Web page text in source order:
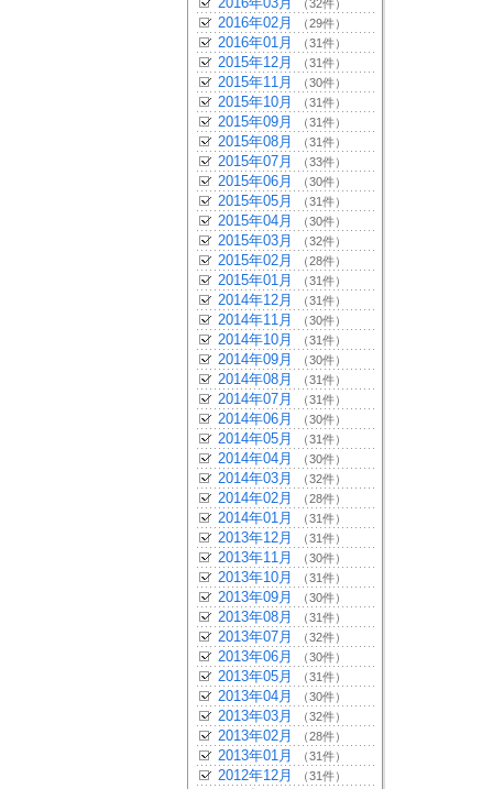
（32件）
2016年02月 （29件）
2016年01月 （31件）
2015年12月 （31件）
2015年11月 （30件）
2015年10月 （31件）
2015年09月 （31件）
2015年08月 （31件）
2015年07月 （33件）
2015年06月 （30件）
2015年05月 （31件）
2015年04月 （30件）
2015年03月 （32件）
2015年02月 （28件）
2015年01月 （31件）
2014年12月 （31件）
2014年11月 （30件）
2014年10月 （31件）
2014年09月 （30件）
2014年08月 （31件）
2014年07月 （31件）
2014年06月 （30件）
2014年05月 （31件）
2014年04月 （30件）
2014年03月 （32件）
2014年02月 （28件）
2014年01月 （31件）
2013年12月 （31件）
2013年11月 （30件）
2013年10月 （31件）
2013年09月 （30件）
2013年08月 （31件）
2013年07月 （32件）
2013年06月 （30件）
2013年05月 （31件）
2013年04月 （30件）
2013年03月 （32件）
2013年02月 （28件）
2013年01月 （31件）
2012年12月 （31件）